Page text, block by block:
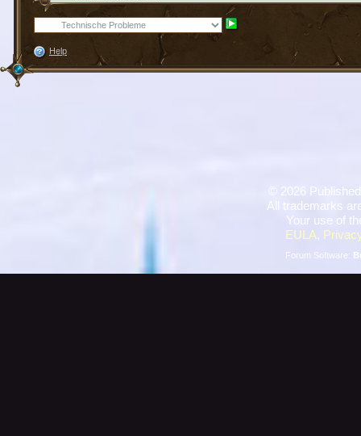
Help
2026
All trademarks
Your use of
EULA,
Forum Software: